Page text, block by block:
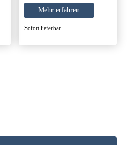
Mehr erfahren
Sofort lieferbar